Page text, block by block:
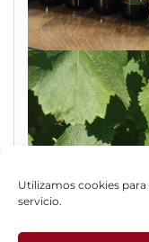
Utilizamos cookies
servicio.